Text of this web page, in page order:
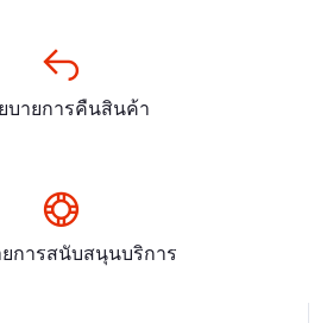
บายการคืนสินค้า
การสนับสนุนบริการ